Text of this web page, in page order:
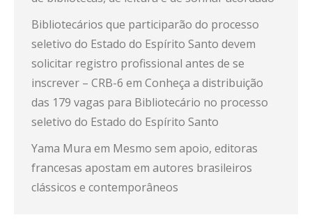
Bibliotecários que participarão do processo
seletivo do Estado do Espírito Santo devem
solicitar registro profissional antes de se
inscrever – CRB-6 em Conheça a distribuição
das 179 vagas para Bibliotecário no processo
seletivo do Estado do Espírito Santo
Yama Mura em Mesmo sem apoio, editoras
francesas apostam em autores brasileiros
clássicos e contemporâneos